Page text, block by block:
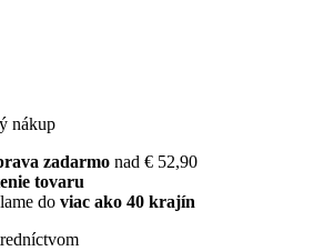
nákup
zadarmo nad € 52,90
tovaru
do viac ako 40 krajín